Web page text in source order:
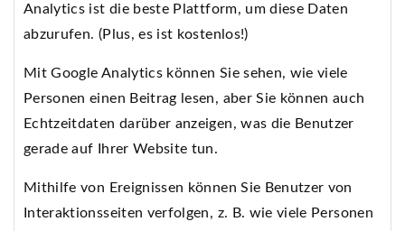
Analytics ist die beste Plattform, um diese Daten
abzurufen. (Plus, es ist kostenlos!)
Mit Google Analytics können Sie sehen, wie viele
Personen einen Beitrag lesen, aber Sie können auch
Echtzeitdaten darüber anzeigen, was die Benutzer
gerade auf Ihrer Website tun.
Mithilfe von Ereignissen können Sie Benutzer von
Interaktionsseiten verfolgen, z. B. wie viele Personen